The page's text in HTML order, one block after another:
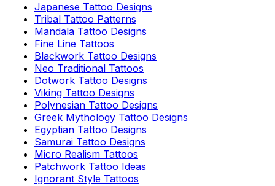
Japanese Tattoo Designs
Tribal Tattoo Patterns
Mandala Tattoo Designs
Fine Line Tattoos
Blackwork Tattoo Designs
Neo Traditional Tattoos
Dotwork Tattoo Designs
Viking Tattoo Designs
Polynesian Tattoo Designs
Greek Mythology Tattoo Designs
Egyptian Tattoo Designs
Samurai Tattoo Designs
Micro Realism Tattoos
Patchwork Tattoo Ideas
Ignorant Style Tattoos